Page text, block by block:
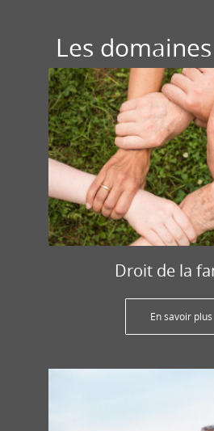
Les
Droit de la
En savoir plus